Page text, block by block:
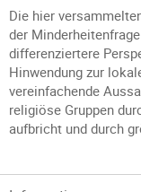
Die hier
der
differenziertere
Hinwendung zur
vereinfachende
religiöse Gruppen
aufbricht und durch